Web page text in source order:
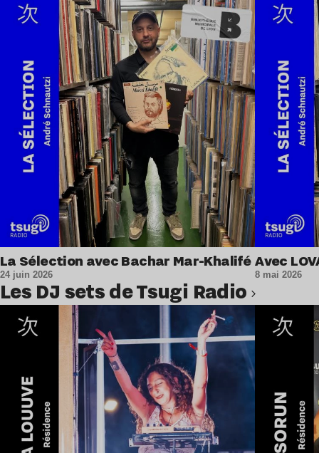
La Sélection avec Bachar Mar-Khalifé
24 juin 2026
Avec
8 mai 2026
Les DJ sets de Tsugi Radio
Lire l’article